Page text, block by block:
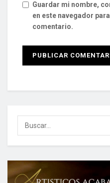
Guardar mi nombre,
en este navegador
comentario.